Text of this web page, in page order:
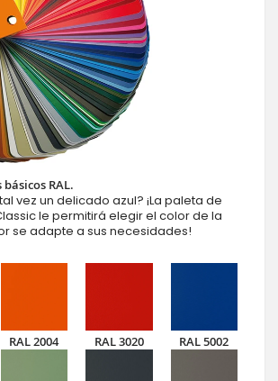
RAL.
vez un delicado azul? ¡La paleta de
le permitirá elegir el color de la
se adapte a sus necesidades!
RAL 2004 RAL 3020 RAL 5002